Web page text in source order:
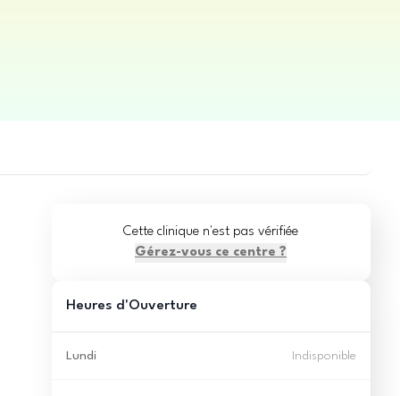
Cette clinique n'est pas vérifiée
Gérez-vous ce centre ?
Heures d'Ouverture
Lundi Indisponible